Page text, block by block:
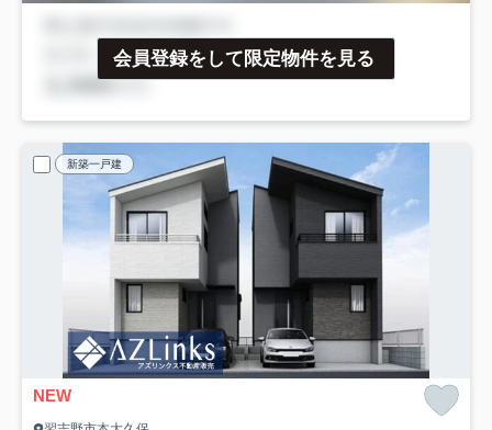
会員登録をして限定物件を見る
新築一戸建
NEW